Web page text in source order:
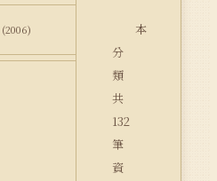
(2006)
本
分
類
共
132
筆
資